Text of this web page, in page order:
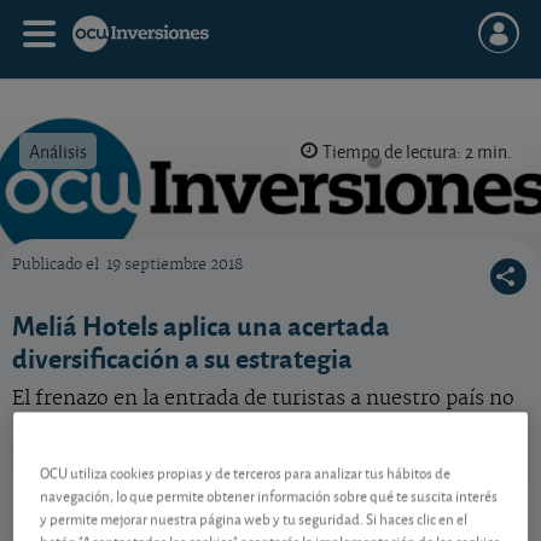
Análisis Tiempo de lectura: 2 min.
Publicado el 19 septiembre 2018
Meliá Hotels aplica una acertada
diversificación a su estrategia
El frenazo en la entrada de turistas a nuestro país no
Meliá Hotels International
ES0176252718
10,34 EUR
OCU utiliza cookies propias y de terceros para analizar tus hábitos de
navegación, lo que permite obtener información sobre qué te suscita interés
y permite mejorar nuestra página web y tu seguridad. Si haces clic en el